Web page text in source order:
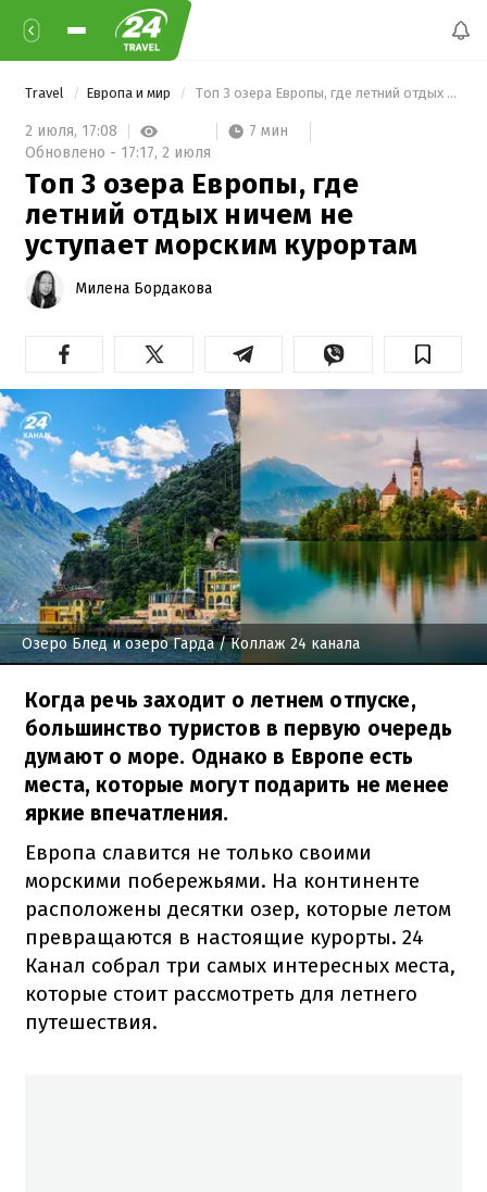
Travel Европа и мир Топ 3 озера Европы, где летний отдых ничем не уступает морским курортам
2 июля, 17:08
7 мин
Обновлено - 17:17, 2 июля
Топ 3 озера Европы, где
летний отдых ничем не
уступает морским курортам
Милена Бордакова
Озеро Блед и озеро Гарда/ Коллаж 24 канала
Когда речь заходит о летнем отпуске,
большинство туристов в первую очередь
думают о море. Однако в Европе есть
места, которые могут подарить не менее
яркие впечатления.
Европа славится не только своими
морскими побережьями. На континенте
расположены десятки озер, которые летом
превращаются в настоящие курорты. 24
Канал собрал три самых интересных места,
которые стоит рассмотреть для летнего
путешествия.